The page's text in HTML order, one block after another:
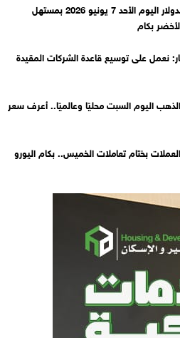
تراجع سعر الدولار اليوم الأحد 7 يونيو 2026 بمستهل
بكام
نعمل على توسيع قاعدة الشركات المقيدة
اليوم السبت محليًا وعالميًا.. أعرف سعر
بختام تعاملات الخميس.. بكام اليورو